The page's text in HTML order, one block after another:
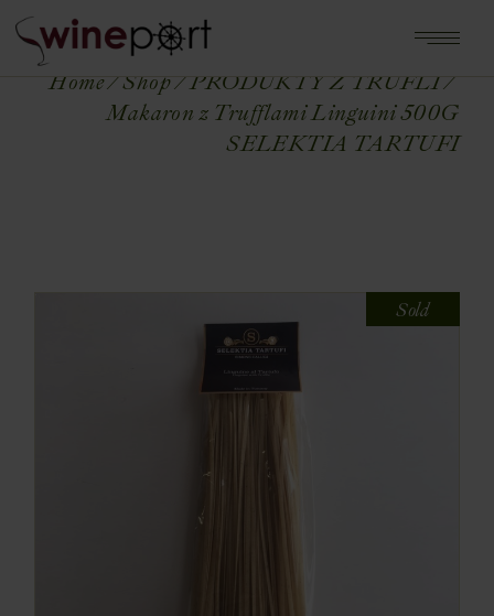
Home Shop
PRODUKTY Z TRUFLI
Makaron z Trufflami Linguini 500G
SELEKTIA TARTUFI
Sold